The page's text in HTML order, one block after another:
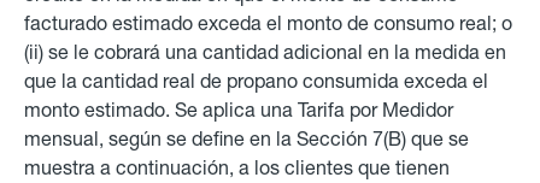
facturado estimado exceda el monto de consumo real; o
(ii) se le cobrará una cantidad adicional en la medida en
que la cantidad real de propano consumida exceda el
monto estimado. Se aplica una Tarifa por Medidor
mensual, según se define en la Sección 7(B) que se
muestra a continuación, a los clientes que tienen